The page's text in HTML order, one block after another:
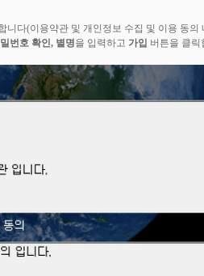
니다(이용약관 및 개인정보 수집 및 이용 동의
번호 확인, 별명을 입력하고 가입 버튼을 클릭